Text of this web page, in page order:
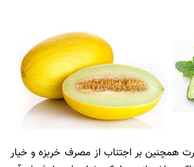
همچنين بر اجتناب از مصرف خربزه و خيار